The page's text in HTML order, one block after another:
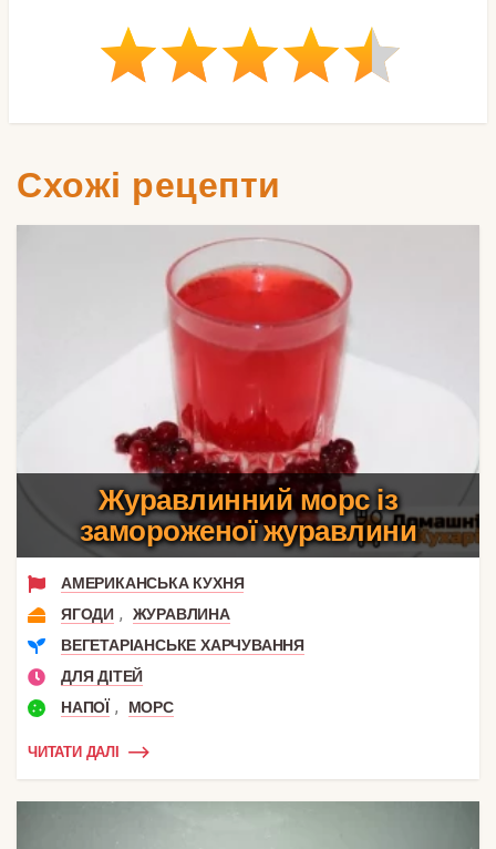
Схожі рецепти
Журавлинний морс із
замороженої журавлини
АМЕРИКАНСЬКА КУХНЯ
ЯГОДИ ,
ЖУРАВЛИНА
ВЕГЕТАРІАНСЬКЕ ХАРЧУВАННЯ
ДЛЯ ДІТЕЙ
НАПОЇ , МОРС
ЧИТАТИ ДАЛІ